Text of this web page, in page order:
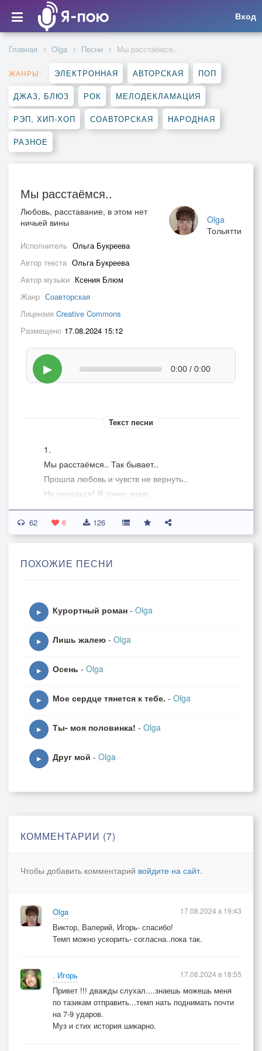
Вход
Главная Olga Песни Мы расстаёмся..
ЖАНРЫ: ЭЛЕКТРОННАЯ АВТОРСКАЯ ПОП
ДЖАЗ, БЛЮЗ РОК МЕЛОДЕКЛАМАЦИЯ
РЭП, ХИП-ХОП СОАВТОРСКАЯ НАРОДНАЯ
РАЗНОЕ
Мы расстаёмся..
Olga
Тольятти
Любовь, расставание, в этом нет
ничьей вины
Исполнитель Ольга Букреева
Автор текста Ольга Букреева
Автор музыки Ксения Блюм
Жанр Соавторская
Лицензия Creative Commons
Размещено 17.08.2024 15:12
▶ 0:00 / 0:00
Текст песни
1.
Мы расстаёмся.. Так бывает..
Прошла любовь и чувств не вернуть..
Не печалься! Я точно знаю,
у каждого из нас свой путь!
Припев:
Спасибо, милый, за любовь!
что я ухожу сейчас..
2.
у нас большой и чистой любви..
сказала, что я уж с другим..
Припев:
62 6 126
ПОХОЖИЕ ПЕСНИ
▶ Курортный роман - Olga
▶ Лишь жалею - Olga
▶ Осень - Olga
▶ Мое сердце тянется к тебе. - Olga
▶ Ты- моя половинка! - Olga
▶ Друг мой - Olga
КОММЕНТАРИИ (7)
Чтобы добавить комментарий войдите на сайт.
Olga
Виктор, Валерий, Игорь- спасибо!
Темп можно ускорить- согласна..пока так.
17.08.2024 в 19:43
. Игорь
Привет !!! дважды слухал....знаешь можешь меня
по тазикам отправить...темп нать поднимать почти
на 7-9 ударов.
Муз и стих история шикарно.
17.08.2024 в 18:55